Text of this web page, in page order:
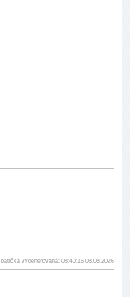
patička vygenerovaná: 08:40:16 08.08.2026